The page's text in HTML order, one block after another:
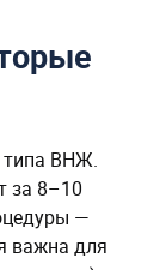
типа ВНЖ.
за 8–10
—
важна для